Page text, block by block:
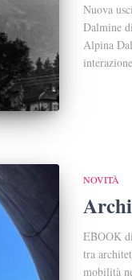
Nuova
Dalmine
Alpina
NOVITÀ
EBOOK
tra
mobilità